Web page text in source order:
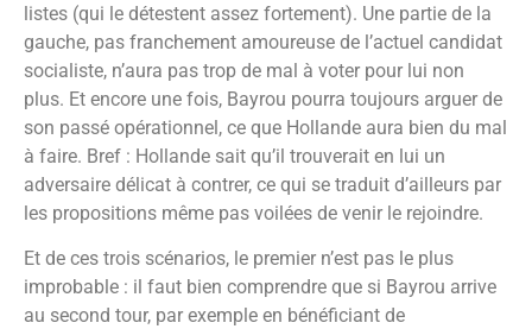
listes (qui le détestent assez fortement). Une partie de la
gauche, pas franchement amoureuse de l’actuel candidat
socialiste, n’aura pas trop de mal à voter pour lui non
plus. Et encore une fois, Bayrou pourra toujours arguer de
son passé opérationnel, ce que Hollande aura bien du mal
à faire. Bref : Hollande sait qu’il trouverait en lui un
adversaire délicat à contrer, ce qui se traduit d’ailleurs par
les propositions même pas voilées de venir le rejoindre.
Et de ces trois scénarios, le premier n’est pas le plus
improbable : il faut bien comprendre que si Bayrou arrive
au second tour, par exemple en bénéficiant de